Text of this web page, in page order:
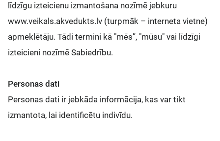
līdzīgu izteicienu izmantošana nozīmē jebkuru
www.veikals.akvedukts.lv (turpmāk – interneta vietne)
apmeklētāju. Tādi termini kā "mēs”, "mūsu" vai līdzīgi
izteicieni nozīmē Sabiedrību.
Personas dati
Personas dati ir jebkāda informācija, kas var tikt
izmantota, lai identificētu indivīdu.